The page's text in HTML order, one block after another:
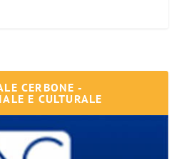
CERBONE -
E CULTURALE